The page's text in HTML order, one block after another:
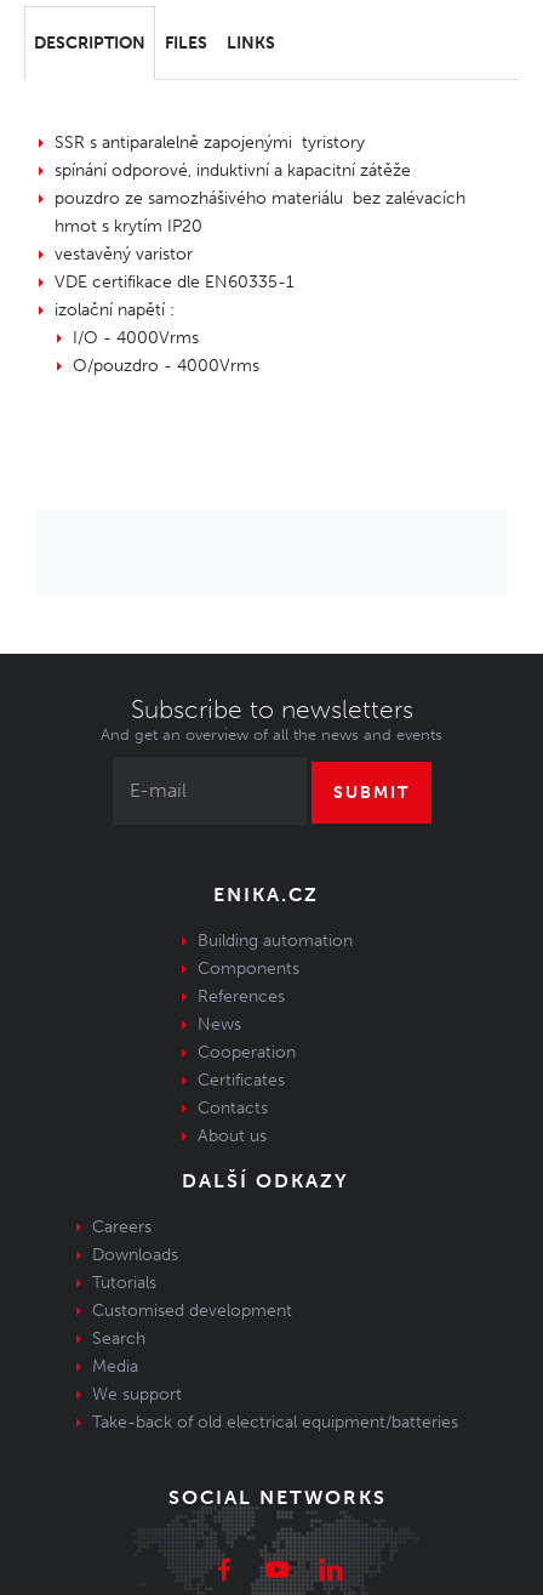
DESCRIPTION FILES LINKS
SSR s antiparalelně zapojenými tyristory
spínání odporové, induktivní a kapacitní zátěže
pouzdro ze samozhášivého materiálu bez zalévacích
hmot s krytím IP20
vestavěný varistor
VDE certifikace dle EN60335-1
izolační napětí :
I/O - 4000Vrms
O/pouzdro - 4000Vrms
Subscribe to newsletters
And get an overview of all the news and events
SUBMIT
ENIKA.CZ
Building automation
Components
References
News
Cooperation
Certificates
Contacts
About us
DALŠÍ ODKAZY
Careers
Downloads
Tutorials
Customised development
Search
Media
We support
Take-back of old electrical equipment/batteries
SOCIAL NETWORKS